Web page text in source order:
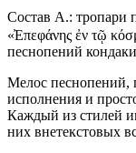
Состав А.: тропари
«̓Επεφάνης ἐν τῷ
песнопений
Мелос песнопений,
исполнения и
Каждый из стилей
них внетекстовых